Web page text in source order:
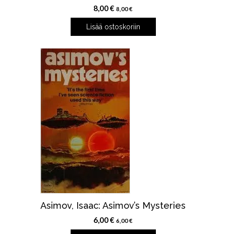
8,00€ 8,00€
Lisää ostoskoriin
Asimov, Isaac: Asimov’s Mysteries
6,00€ 6,00€